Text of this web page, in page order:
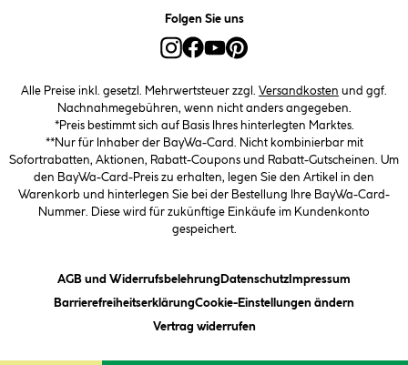
Folgen Sie uns
Alle Preise inkl. gesetzl. Mehrwertsteuer zzgl. Versandkosten und ggf.
Nachnahmegebühren, wenn nicht anders angegeben.
*Preis bestimmt sich auf Basis Ihres hinterlegten Marktes.
**Nur für Inhaber der BayWa-Card. Nicht kombinierbar mit
Sofortrabatten, Aktionen, Rabatt-Coupons und Rabatt-Gutscheinen. Um
den BayWa-Card-Preis zu erhalten, legen Sie den Artikel in den
Warenkorb und hinterlegen Sie bei der Bestellung Ihre BayWa-Card-
Nummer. Diese wird für zukünftige Einkäufe im Kundenkonto
gespeichert.
AGB und Widerrufsbelehrung (öffnet ein Dialogfeld)
Datenschutz(öffnet ein Dialogfeld)
Impressum
Barrierefreiheitserklärung(öffnet ein Dialogfeld)
Cookie-Einstellungen ändern(öffnet
Vertrag widerrufen